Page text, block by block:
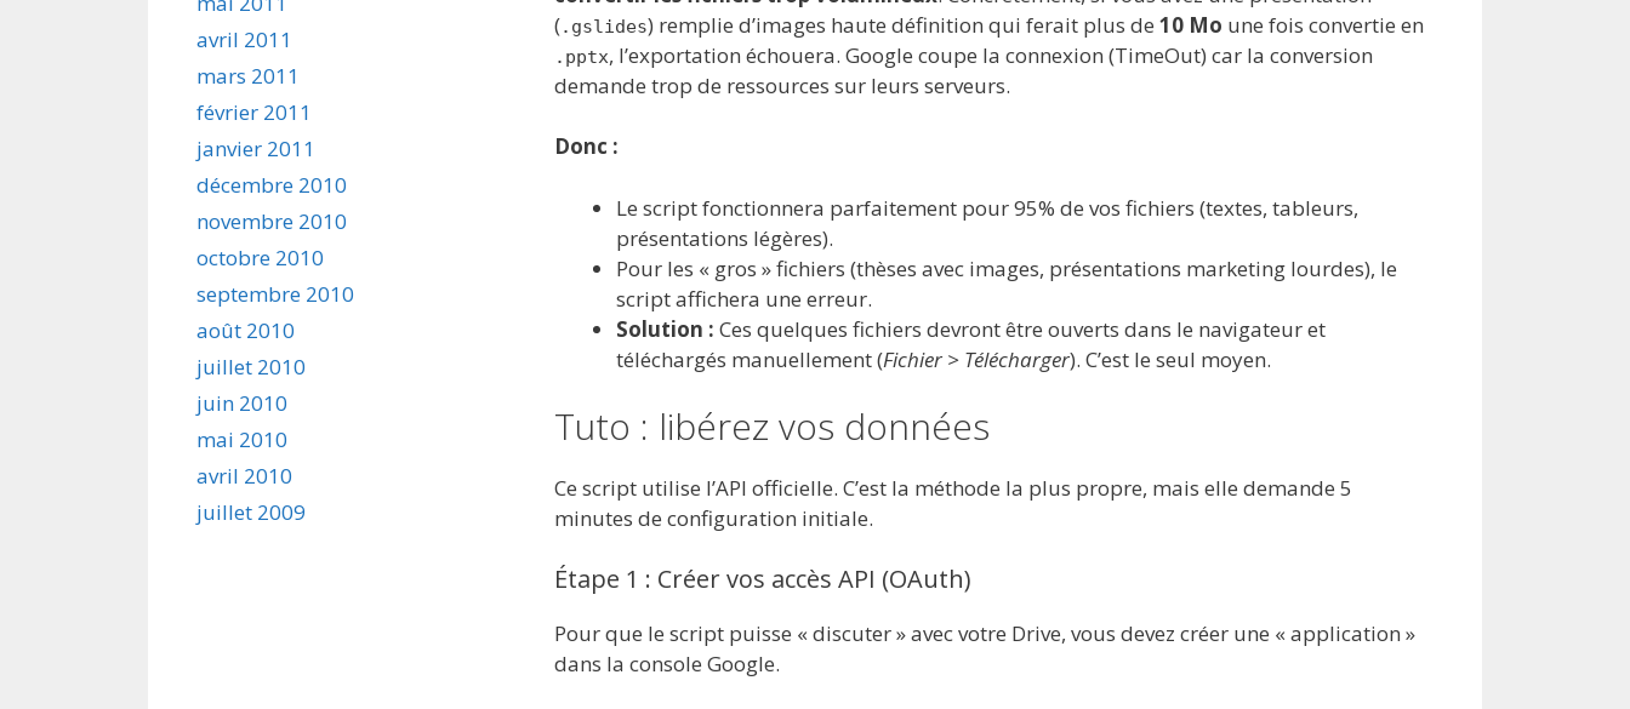
(.gslides) remplie d’images haute définition qui ferait plus de 10 Mo une fois convertie en
.pptx, l’exportation échouera. Google coupe la connexion (TimeOut) car la conversion
demande trop de ressources sur leurs serveurs.
Donc :
Le script fonctionnera parfaitement pour 95% de vos fichiers (textes, tableurs,
présentations légères).
Pour les « gros » fichiers (thèses avec images, présentations marketing lourdes), le
script affichera une erreur.
Solution : Ces quelques fichiers devront être ouverts dans le navigateur et
téléchargés manuellement (Fichier > Télécharger). C’est le seul moyen.
Tuto : libérez vos données
Ce script utilise l’API officielle. C’est la méthode la plus propre, mais elle demande 5
minutes de configuration initiale.
Étape 1 : Créer vos accès API (OAuth)
Pour que le script puisse « discuter » avec votre Drive, vous devez créer une « application »
dans la console Google.
avril 2011
mars 2011
février 2011
janvier 2011
décembre 2010
novembre 2010
octobre 2010
septembre 2010
août 2010
juillet 2010
juin 2010
mai 2010
avril 2010
juillet 2009